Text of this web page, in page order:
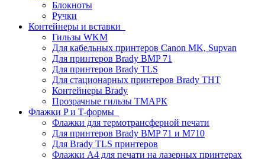
Блокноты
Ручки
Контейнеры и вставки
Гильзы WKM
Для кабельных принтеров Canon MK, Supvan
Для принтеров Brady BMP 71
Для принтеров Brady TLS
Для стационарных принтеров Brady THT
Контейнеры Brady
Прозрачные гильзы ТМАРК
Флажки P и T-формы
Флажки для термотрансферной печати
Для принтеров Brady BMP 71 и M710
Для Brady TLS принтеров
Флажки A4 для печати на лазерных принтерах